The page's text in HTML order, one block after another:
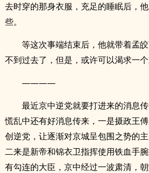
去时穿的那身衣服，充足的睡眠后，
些。
等这次事端结束后，他就带着孟
不到过去了，但是，或许可以渴求一个
————
最近京中逆党就要打进来的消息
慌乱中还有好消息传来，一是摄政王
创逆党，让逐渐对京城呈包围之势的
二来是新帝和锦衣卫指挥使用铁血手
有勾连的大臣，京中经过一波肃清，